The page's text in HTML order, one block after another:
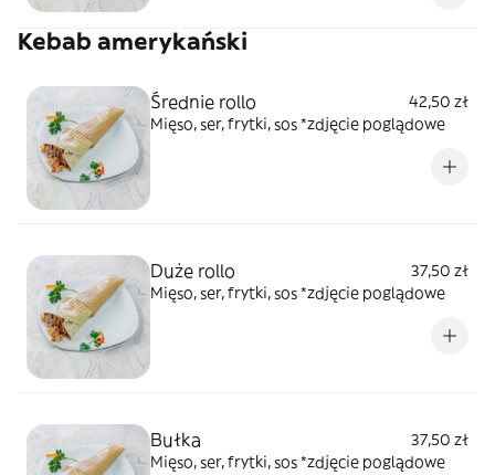
Kebab amerykański
Średnie rollo
42,50 zł
Mięso, ser, frytki, sos *zdjęcie poglądowe
Duże rollo
37,50 zł
Mięso, ser, frytki, sos *zdjęcie poglądowe
Bułka
37,50 zł
Mięso, ser, frytki, sos *zdjęcie poglądowe